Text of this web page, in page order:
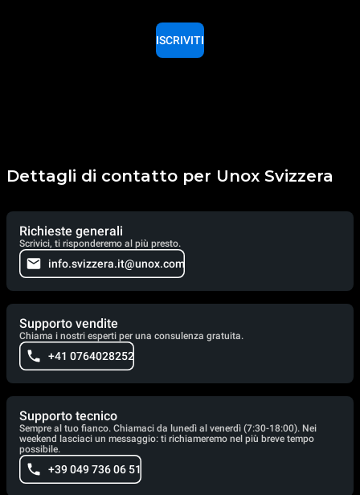
ISCRIVITI
Dettagli di contatto per Unox Svizzera
Richieste generali
Scrivici, ti risponderemo al più presto.
info.svizzera.it@unox.com
Supporto vendite
Chiama i nostri esperti per una consulenza gratuita.
+41 0764028252
Supporto tecnico
Sempre al tuo fianco. Chiamaci da lunedì al venerdì (7:30-18:00). Nei
weekend lasciaci un messaggio: ti richiameremo nel più breve tempo
possibile.
+39 049 736 06 51